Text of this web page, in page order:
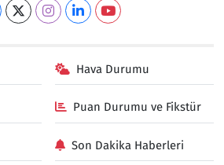
Hava Durumu
Puan Durumu ve Fikstür
Son Dakika Haberleri